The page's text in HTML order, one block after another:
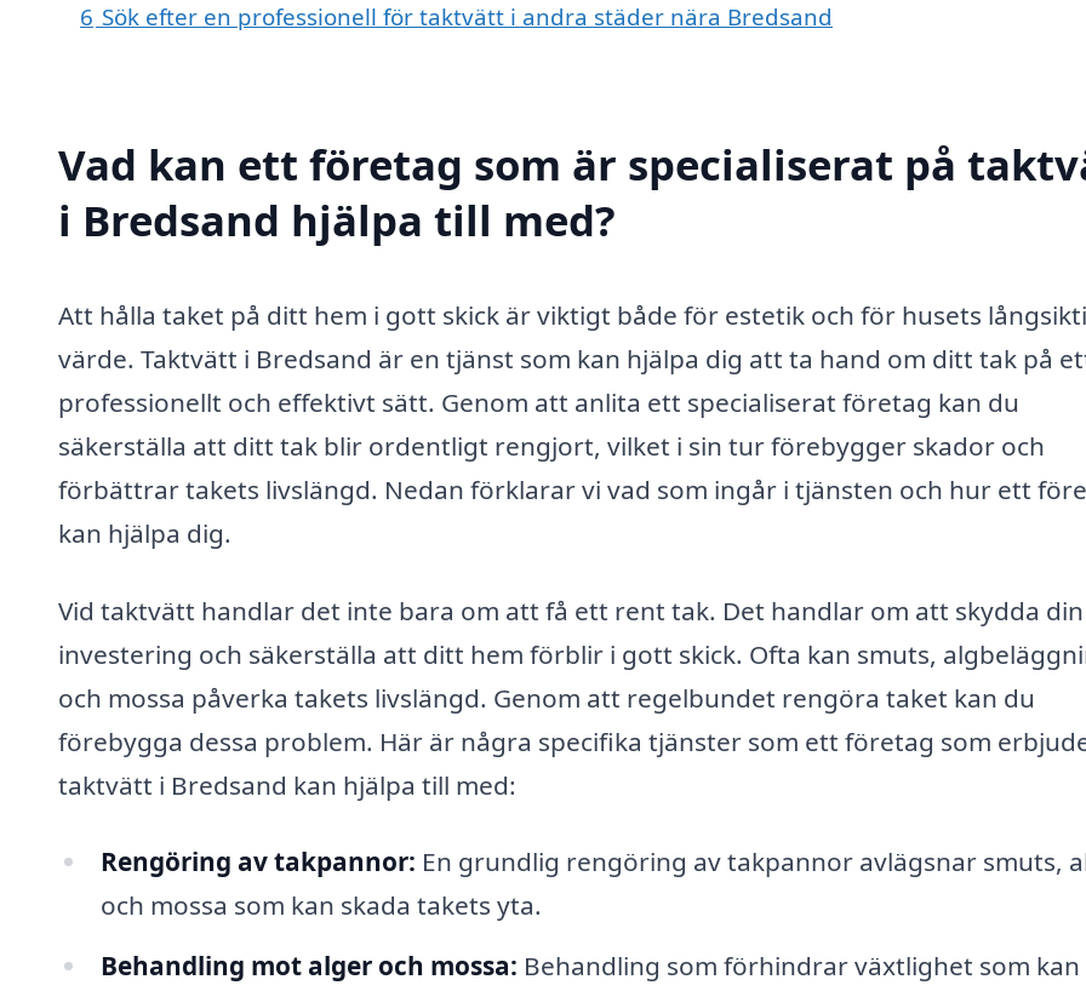
6 Sök efter en professionell för taktvätt i andra städer nära Bredsand
Vad kan ett företag som är specialiserat på
i Bredsand hjälpa till med?
Att hålla taket på ditt hem i gott skick är viktigt både för estetik och för husets
värde. Taktvätt i Bredsand är en tjänst som kan hjälpa dig att ta hand om ditt tak på
professionellt och effektivt sätt. Genom att anlita ett specialiserat företag kan du
säkerställa att ditt tak blir ordentligt rengjort, vilket i sin tur förebygger skador och
förbättrar takets livslängd. Nedan förklarar vi vad som ingår i tjänsten och hur ett
kan hjälpa dig.
Vid taktvätt handlar det inte bara om att få ett rent tak. Det handlar om att skydda din
investering och säkerställa att ditt hem förblir i gott skick. Ofta kan smuts,
och mossa påverka takets livslängd. Genom att regelbundet rengöra taket kan du
förebygga dessa problem. Här är några specifika tjänster som ett företag som
taktvätt i Bredsand kan hjälpa till med:
Rengöring av takpannor: En grundlig rengöring av takpannor avlägsnar smuts,
och mossa som kan skada takets yta.
Behandling mot alger och mossa: Behandling som förhindrar växtlighet som kan